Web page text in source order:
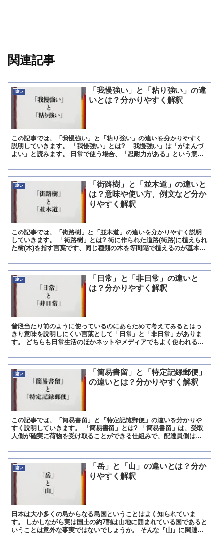
関連記事
違い
「我慢強い」と「粘り強い」の違
いとは？分かりやすく解釈
この記事では、「我慢強い」と「粘り強い」の違いを分かりやすく
説明していきます。 「我慢強い」とは? 「我慢強い」は「がまんづ
よい」と読みます。 日常で使う場合、「忍耐力がある」という意味
違い
「街路樹」と「並木道」の違いと
は？意味や使い方、例文など分か
りやすく解釈
この記事では、「街路樹」と「並木道」の違いを分かりやすく説明
していきます。 「街路樹」とは? 街に作られた道路(街路)に植えられ
た樹(木)を指す言葉です、同じ種類の木を等間隔で植えるのが基本と
違い
「日常」と「非日常」の違いと
は？分かりやすく解釈
普段当たり前のように使っているのにあらためて考えてみるとはっ
きり意味を説明しにくい言葉として「日常」と「非日常」がありま
す。 どちらも日常生活のほかネットやメディアでもよく使われる言
違い
「簡易書留」と「特定記録郵便」
の違いとは？分かりやすく解釈
この記事では、「簡易書留」と「特定記憶郵便」の違いを分かりや
すく説明していきます。 「簡易書留」とは? 「簡易書留」は、受取
人側が確実に荷物を受け取ることができる仕組みで、配達員側は手
違い
「岳」と「山」の違いとは？分か
りやすく解釈
日本は大小多くの島からなる島国ということはよく知られていま
す。 しかしながら実は国土の約7割は山地に囲まれている国であると
いうことは意外な事実ではないでしょうか。 そんな『山』に関連す